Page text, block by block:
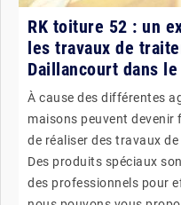
RK toiture 52 : un
les travaux de
Daillancourt dans
À cause des différentes
maisons peuvent
de réaliser des travaux
Des produits spéciaux
des professionnels pour